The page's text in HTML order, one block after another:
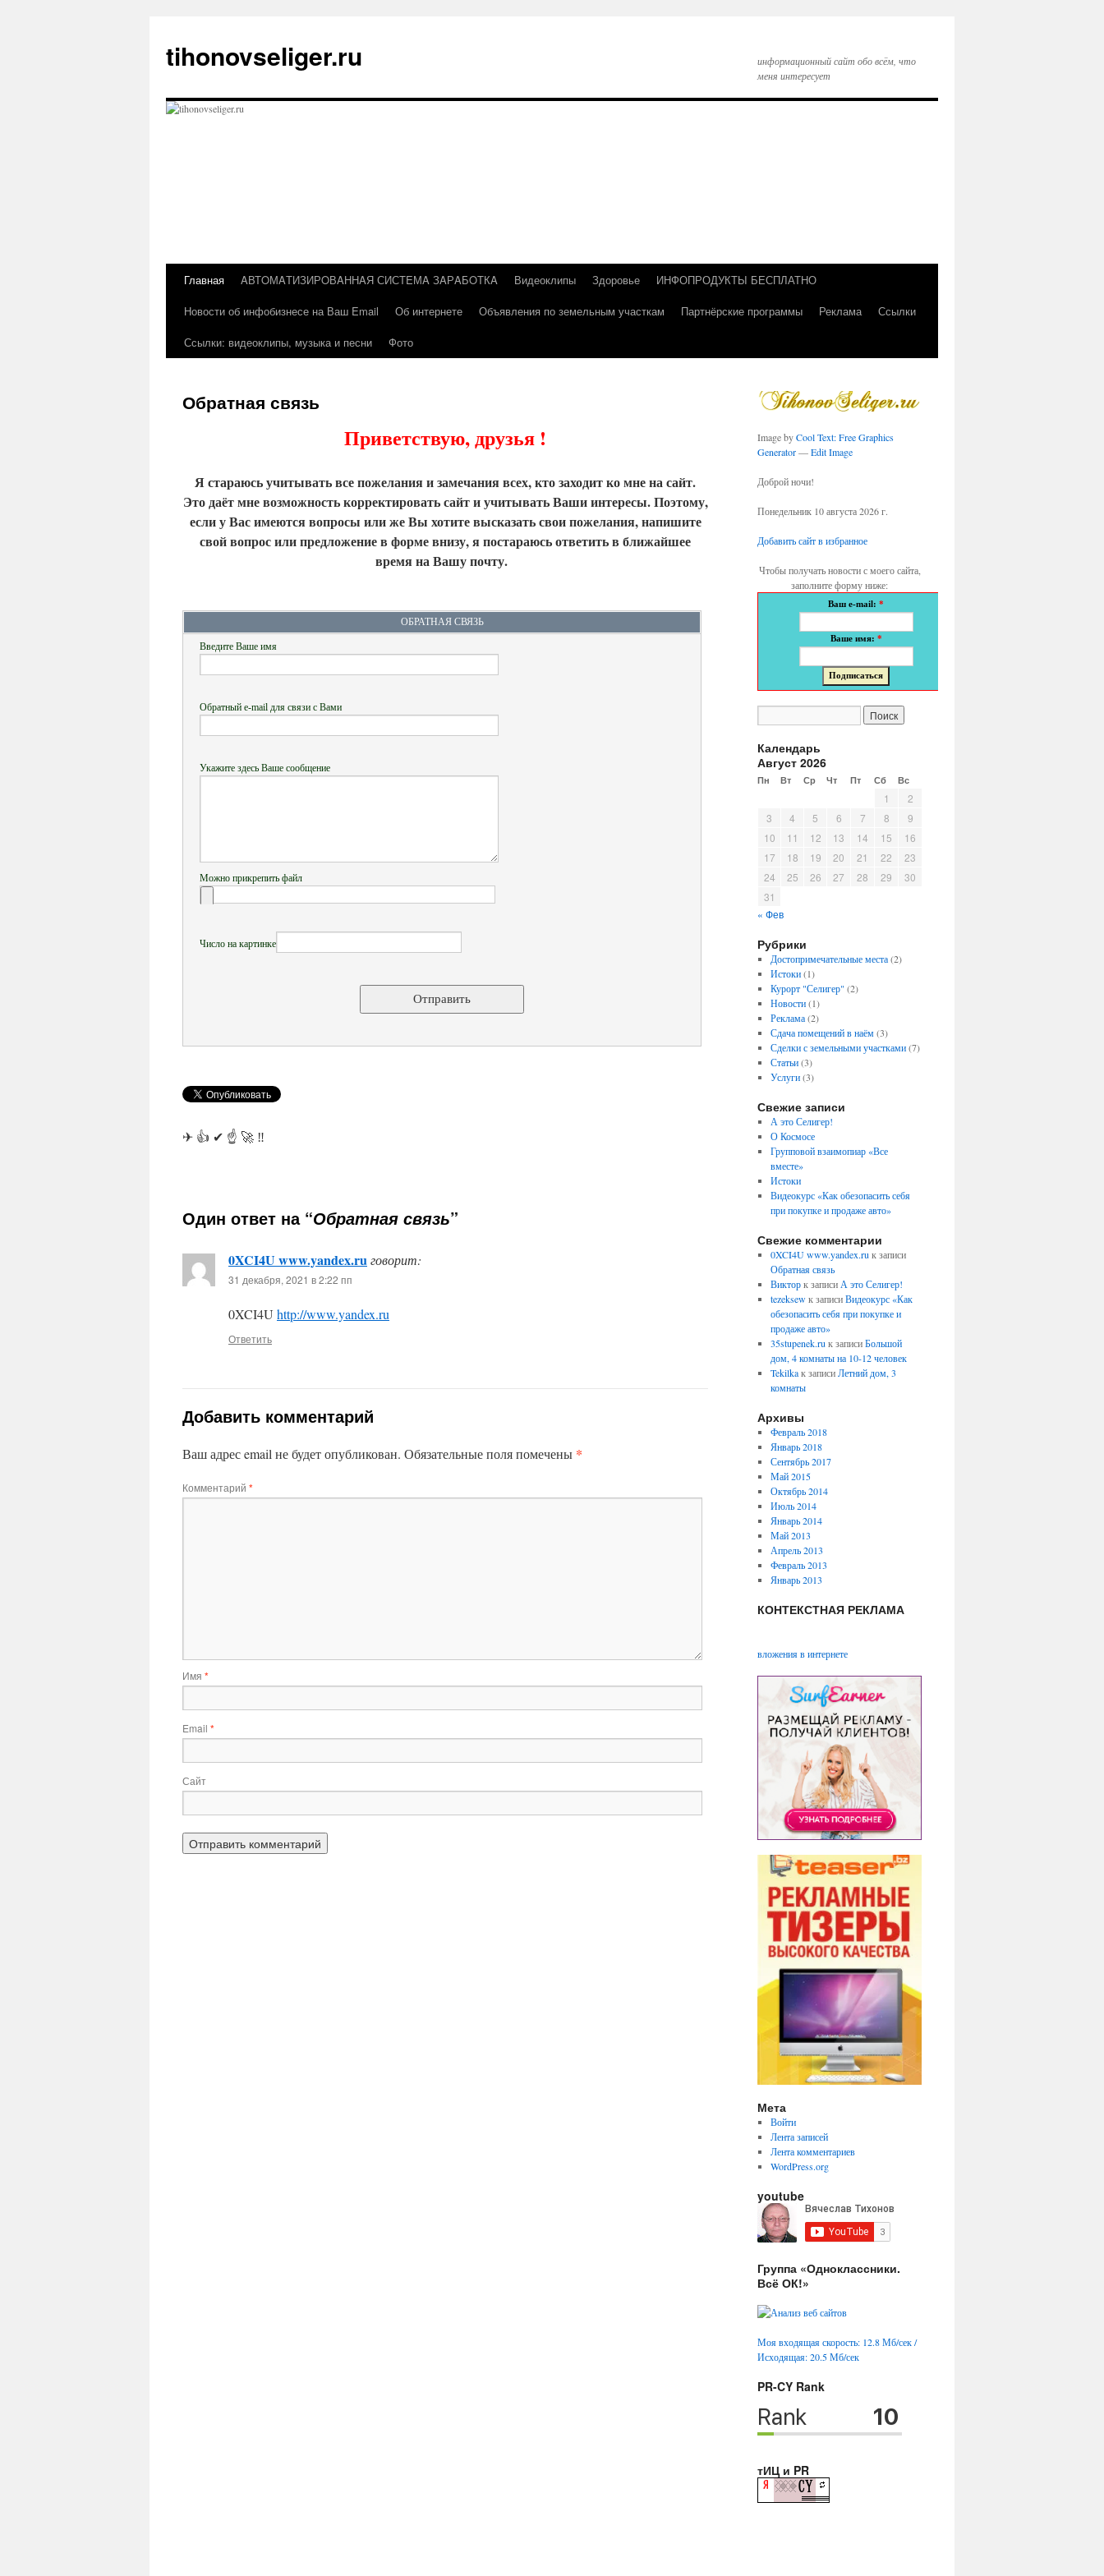
содержимому
tihonovseliger.ru
информационный сайт обо всём, что
меня интересует
Главная AВТOМAТИЗИРOВAННAЯ СИСТEМA ЗAРAБOТКA Видеоклипы Здоровье
ИНФОПРОДУКТЫ БЕСПЛАТНО
Новости об инфобизнесе на Ваш Email
Об интернете Объявления по земельным участкам Партнёрские программы Реклама
Ссылки
Ссылки: видеоклипы, музыка и песни
Фото
Обратная связь
Приветствую, друзья !
Я стараюсь учитывать все пожелания и замечания всех, кто заходит ко мне на сайт.
Это даёт мне возможность корректировать сайт и учитывать Ваши интересы. Поэтому,
если у Вас имеются вопросы или же Вы хотите высказать свои пожелания, напишите
свой вопрос или предложение в форме внизу, я постараюсь ответить в ближайшее
время на Вашу почту.
ОБРАТНАЯ СВЯЗЬ
Введите Ваше имя
Обратный e-mail для связи с Вами
Укажите здесь Ваше сообщение
Можно прикрепить файл
Число на картинке
✈ 👍 ✔ ☝ 🚀 ‼
Один ответ на “Обратная связь”
0XCI4U www.yandex.ruговорит:
31 декабря, 2021 в 2:22 пп
0XCI4U http://www.yandex.ru
Ответить
Добавить комментарий
Ваш адрес email не будет опубликован. Обязательные поля помечены *
Комментарий *
Имя *
Email *
Сайт
Image byCool Text: Free Graphics
Generator—Edit Image
Доброй ночи!
Понедельник 10 августа 2026 г.
Добавить сайт в избранное
Чтобы получать новости с моего сайта,
заполните форму ниже:
Ваш e-mail: *
Ваше имя: *
Календарь
Август 2026
Пн Вт Ср Чт Пт Сб Вс
1
2
3
4 5 6 7 8
9
10
11 12 13 14 15
16
17
18 19 20 21 22
23
24
25 26 27 28 29
30
31
« Фев
Рубрики
Достопримечательные места(2)
Истоки(1)
Курорт "Селигер" (2)
Новости(1)
Реклама(2)
Сдача помещений в наём(3)
Сделки с земельными участками(7)
Статьи(3)
Услуги(3)
Свежие записи
А это Селигер!
О Космосе
Групповой взаимопиар «Все
вместе»
Истоки
Видеокурс «Как обезопасить себя
при покупке и продаже авто»
Свежие комментарии
0XCI4U www.yandex.ru к записи
Обратная связь
Викторк записи А это Селигер!
tezeksewк записиВидеокурс «Как
обезопасить себя при покупке и
продаже авто»
35stupenek.ru к записиБольшой
дом, 4 комнаты на 10-12 человек
Tekilkaк записиЛетний дом, 3
комнаты
Архивы
Февраль 2018
Январь 2018
Сентябрь 2017
Май 2015
Октябрь 2014
Июль 2014
Январь 2014
Май 2013
Апрель 2013
Февраль 2013
Январь 2013
КОНТЕКСТНАЯ РЕКЛАМА
вложения в интернете
Мета
Войти
Лента записей
Лента комментариев
WordPress.org
youtube
Группа «Одноклассники.
Всё ОК!»
Моя входящая скорость: 12.8 Мб/сек /
Исходящая: 20.5 Мб/сек
PR-CY Rank
тИЦ и PR